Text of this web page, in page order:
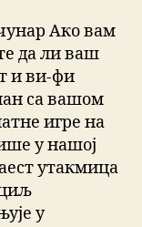
Ако вам
да ли ваш
и ви-фи
са вашом
игре на
у нашој
утакмица
циљ
у